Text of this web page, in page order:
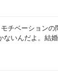
チベーション
いんだよ。結